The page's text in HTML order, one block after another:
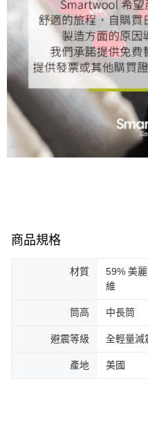
商品規格
材質
59% 美
維
筒高 中長筒
避震等級 全輕量減
產地 美國